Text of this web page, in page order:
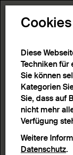
Cookies
Diese
Techniken für
Sie können
Kategorien
Sie, dass auf
nicht mehr
Verfügung
Weitere
Datenschutz.